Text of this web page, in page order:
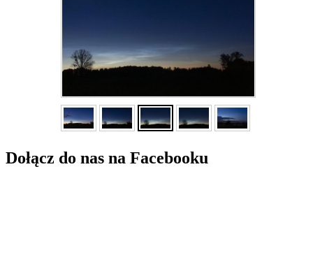
Dołącz do nas na Facebooku